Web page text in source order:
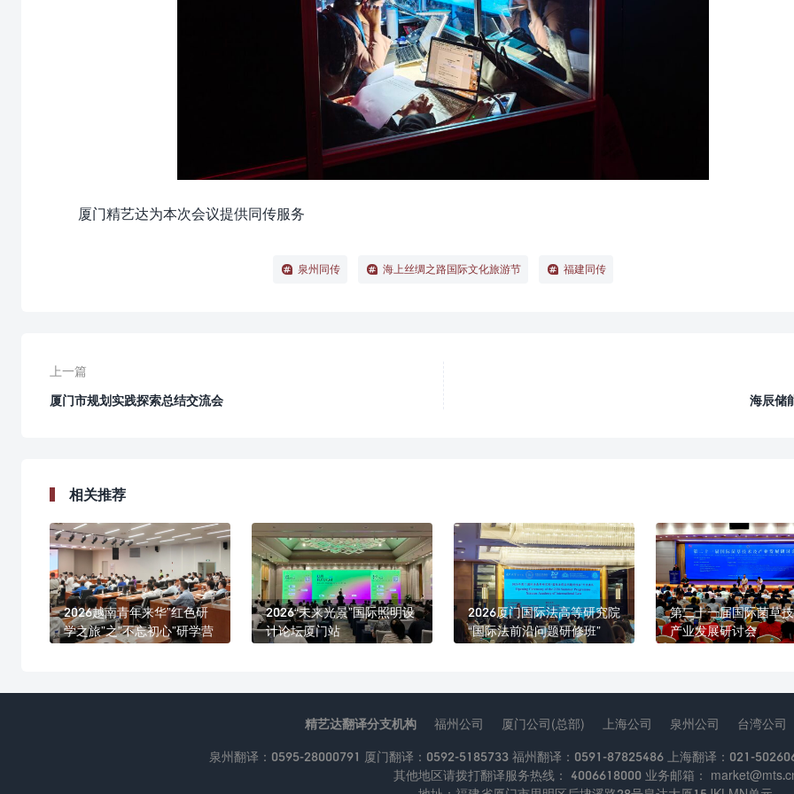
厦门精艺达为本次会议提供同传服务
泉州同传 海上丝绸之路国际文化旅游节 福建同传
上一篇
厦门市规划实践探索总结交流会
海辰储
相关推荐
2026越南青年来华”红色研
学之旅”之”不忘初心”研学营
2026“未来光景”国际照明设
计论坛厦门站
2026厦门国际法高等研究院
“国际法前沿问题研修班”
第二十一届国际菌草
产业发展研讨会
精艺达翻译分支机构 福州公司 厦门公司(总部) 上海公司 泉州公司 台湾公司
泉州翻译：0595-28000791 厦门翻译：0592-5185733 福州翻译：0591-87825486 上海翻译：021-
其他地区请拨打翻译服务热线： 4006618000 业务邮箱：